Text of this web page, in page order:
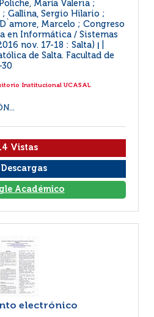
María Valeria ;
Gallina, Sergio Hilario ;
Marcelo ; Congreso
en Informática / Sistemas
nov. 17-18 : Salta)
de Salta. Facultad de
30
Institucional UCASAL
Vistas
Descargas
Académico
electrónico